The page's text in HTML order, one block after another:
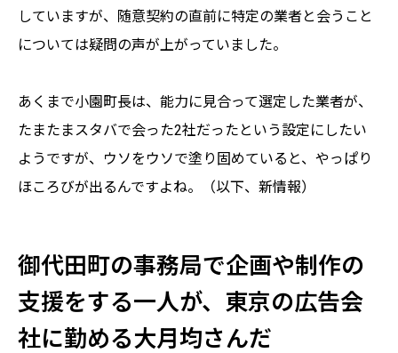
していますが、随意契約の直前に特定の業者と会うこと
については疑問の声が上がっていました。
あくまで小園町長は、能力に見合って選定した業者が、
たまたまスタバで会った2社だったという設定にしたい
ようですが、ウソをウソで塗り固めていると、やっぱり
ほころびが出るんですよね。（以下、新情報）
御代田町の事務局で企画や制作の
支援をする一人が、東京の広告会
社に勤める大月均さんだ